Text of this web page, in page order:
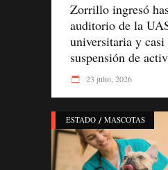
Zorrillo ingresó
auditorio de la
universitaria y casi
suspensión de
23 julio, 2026
ESTADO / MASCOTAS